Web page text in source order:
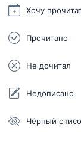
Хочу
Прочитано
Не дочитал
Недописано
Чёрный